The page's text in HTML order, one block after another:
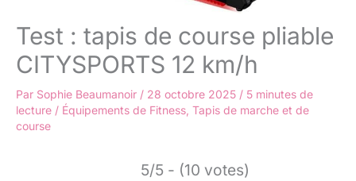
Test : tapis de course pliable
CITYSPORTS 12 km/h
Par Sophie Beaumanoir / 28 octobre 2025 / 5 minutes de
lecture / Équipements de Fitness Tapis de marche et de
course
5/5 - (10 votes)